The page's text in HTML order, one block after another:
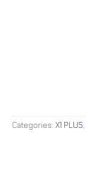
Categories: X1 PLUS,